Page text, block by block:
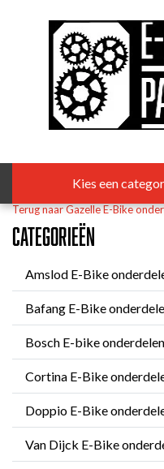
Kies een
Terug naar Gazelle E-Bike
Categorieën
Amslod E-Bike
Bafang E-Bike
Bosch E-bike onderdelen
Cortina E-Bike
Doppio E-Bike
Van Dijck E-Bike